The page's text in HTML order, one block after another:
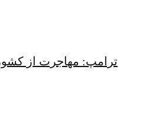
ترامپ: مهاجرت از